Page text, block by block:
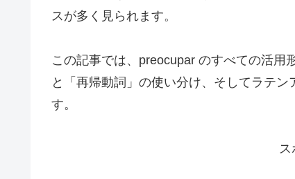
スが多く見られます。
この記事では、preocupar のすべての活用
と「再帰動詞」の使い分け、そしてラテ
す。
ス